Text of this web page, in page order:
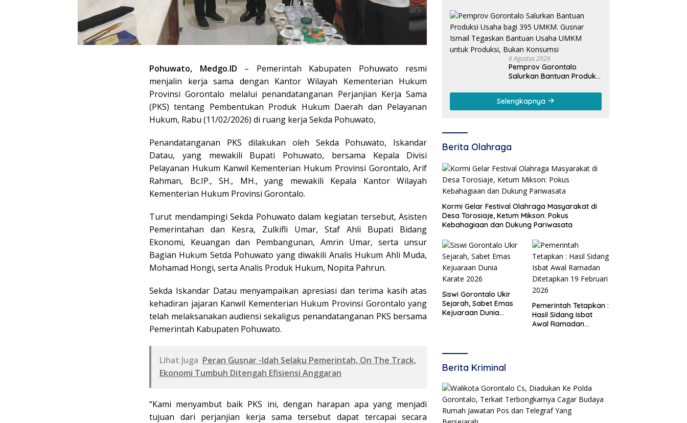
Pohuwato, Medgo.ID – Pemerintah Kabupaten Pohuwato resmi
menjalin kerja sama dengan Kantor Wilayah Kementerian Hukum
Provinsi Gorontalo melalui penandatanganan Perjanjian Kerja Sama
(PKS) tentang Pembentukan Produk Hukum Daerah dan Pelayanan
Hukum, Rabu (11/02/2026) di ruang kerja Sekda Pohuwato,
Penandatanganan PKS dilakukan oleh Sekda Pohuwato, Iskandar
Datau, yang mewakili Bupati Pohuwato, bersama Kepala Divisi
Pelayanan Hukum Kanwil Kementerian Hukum Provinsi Gorontalo, Arif
Rahman, Bc.IP., SH., MH., yang mewakili Kepala Kantor Wilayah
Kementerian Hukum Provinsi Gorontalo.
Turut mendampingi Sekda Pohuwato dalam kegiatan tersebut, Asisten
Pemerintahan dan Kesra, Zulkifli Umar, Staf Ahli Bupati Bidang
Ekonomi, Keuangan dan Pembangunan, Amrin Umar, serta unsur
Bagian Hukum Setda Pohuwato yang diwakili Analis Hukum Ahli Muda,
Mohamad Hongi, serta Analis Produk Hukum, Nopita Pahrun.
Sekda Iskandar Datau menyampaikan apresiasi dan terima kasih atas
kehadiran jajaran Kanwil Kementerian Hukum Provinsi Gorontalo yang
telah melaksanakan audiensi sekaligus penandatanganan PKS bersama
Pemerintah Kabupaten Pohuwato.
Lihat Juga Peran Gusnar -Idah Selaku Pemerintah, On The Track,
Ekonomi Tumbuh Ditengah Efisiensi Anggaran
“Kami menyambut baik PKS ini, dengan harapan apa yang menjadi
tujuan dari perjanjian kerja sama tersebut dapat tercapai secara
Efisiensi Anggaran
6 Agustus 2026
Pemprov Gorontalo
Salurkan Bantuan Produksi
Gusnar Ismail Tegaskan
Bantuan Usaha UMKM
untuk Produksi, Bukan
Selengkapnya
Berita Olahraga
Kormi Gelar Festival Olahraga Masyarakat di
Desa Torosiaje, Ketum Mikson: Pokus
Kebahagiaan dan Dukung Pariwasata
Siswi Gorontalo Ukir
Sejarah, Sabet Emas
Kejuaraan Dunia
Pemerintah Tetapkan :
Hasil Sidang Isbat
Awal Ramadan
Berita Kriminal